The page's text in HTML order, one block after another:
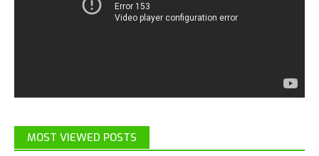
MOST VIEWED POSTS